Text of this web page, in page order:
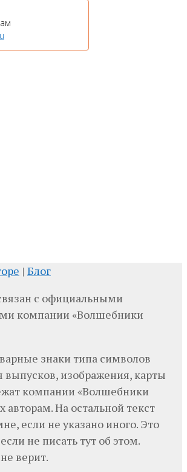
| Блог
с официальными
компании «Волшебники
знаки типа символов
выпусков, изображения, карты
компании «Волшебники
авторам. На остальной текст
если не указано иного. Это
не писать тут об этом.
верит.